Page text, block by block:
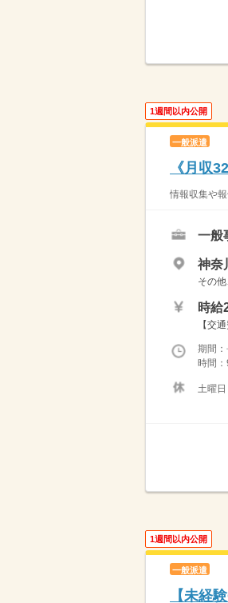
1週間以内公開
一般派遣
《月収
情報収集や
一般
神奈
その
時給
【交
期間
時間
土曜日
1週間以内公開
一般派遣
【未経